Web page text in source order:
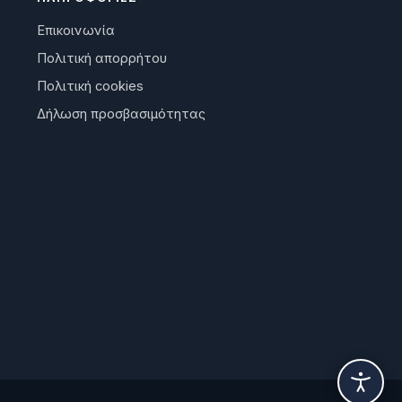
Επικοινωνία
Πολιτική απορρήτου
Πολιτική cookies
Δήλωση προσβασιμότητας